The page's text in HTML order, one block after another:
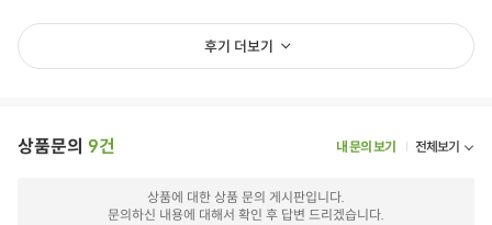
후기 더보기
상품문의 9건 내 문의 보기 전체보기
상품에 대한 상품 문의 게시판입니다.
문의하신 내용에 대해서 확인 후 답변 드리겠습니다.